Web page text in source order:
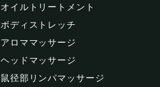
オイルトリートメント
ボディストレッチ
アロママッサージ
ヘッドマッサージ
鼠径部リンパマッサージ